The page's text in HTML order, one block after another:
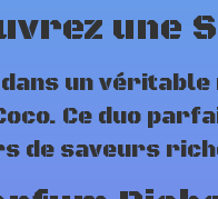
une
un
Ce duo
de saveurs